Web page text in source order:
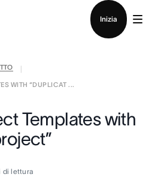
Inizia
WITH “DUPLICAT ...
Templates with
di lettura